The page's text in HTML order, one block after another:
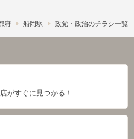
府 船岡駅 政党・政治のチラシ一覧
がすぐに見つかる！